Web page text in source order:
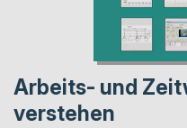
Arbeits- und
verstehen